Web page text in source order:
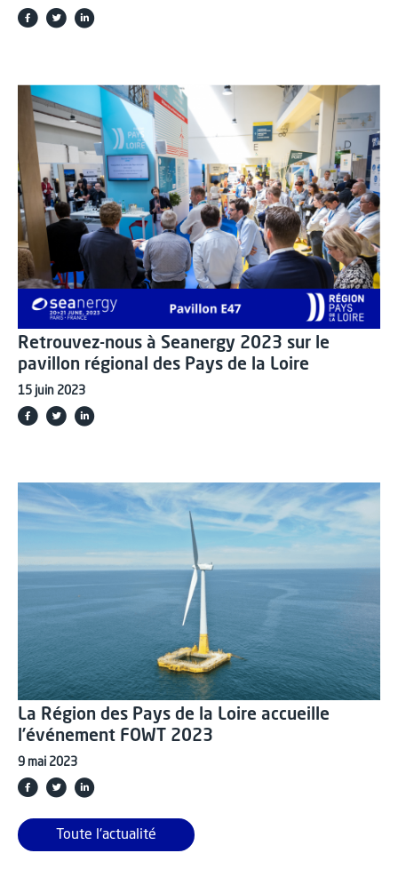
Retrouvez-nous à Seanergy 2023 sur le
pavillon régional des Pays de la Loire
15 juin 2023
La Région des Pays de la Loire accueille
l’événement FOWT 2023
9 mai 2023
Toute l'actualité